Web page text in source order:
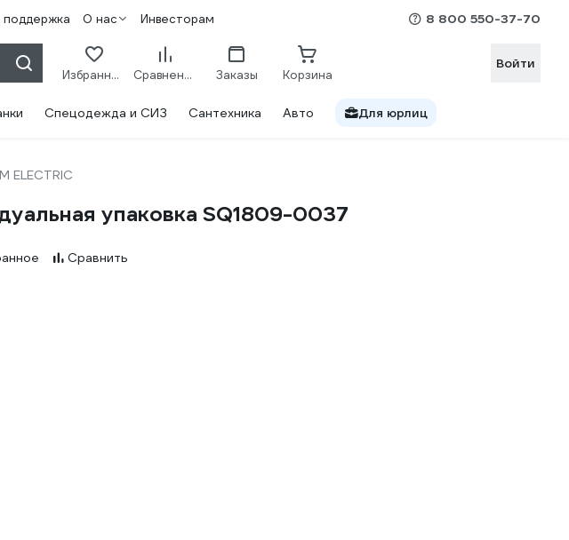
поддержка О нас Инвесторам 8 800 550-37-70
Избранное Сравнение Заказы Корзина
Войти
Спецодежда и СИЗ Сантехника Авто Для юрлиц
ELECTRIC
упаковка SQ1809-0037
Сравнить